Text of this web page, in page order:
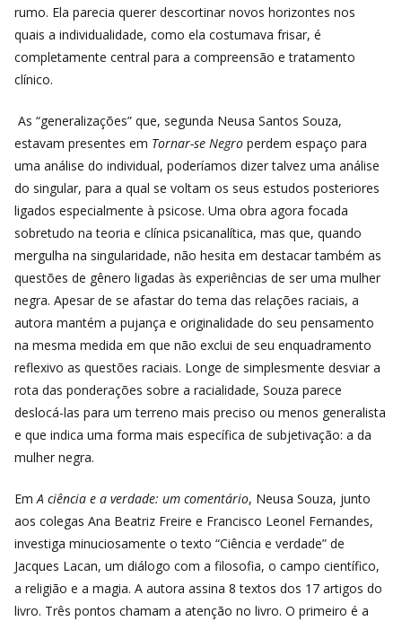
rumo. Ela parecia querer descortinar novos horizontes nos
quais a individualidade, como ela costumava frisar, é
completamente central para a compreensão e tratamento
clínico.
As “generalizações” que, segunda Neusa Santos Souza,
estavam presentes em Tornar-se Negro perdem espaço para
uma análise do individual, poderíamos dizer talvez uma análise
do singular, para a qual se voltam os seus estudos posteriores
ligados especialmente à psicose. Uma obra agora focada
sobretudo na teoria e clínica psicanalítica, mas que, quando
mergulha na singularidade, não hesita em destacar também as
questões de gênero ligadas às experiências de ser uma mulher
negra. Apesar de se afastar do tema das relações raciais, a
autora mantém a pujança e originalidade do seu pensamento
na mesma medida em que não exclui de seu enquadramento
reflexivo as questões raciais. Longe de simplesmente desviar a
rota das ponderações sobre a racialidade, Souza parece
deslocá-las para um terreno mais preciso ou menos generalista
e que indica uma forma mais específica de subjetivação: a da
mulher negra.
EmA ciência e a verdade: um comentário, Neusa Souza, junto
aos colegas Ana Beatriz Freire e Francisco Leonel Fernandes,
investiga minuciosamente o texto “Ciência e verdade” de
Jacques Lacan, um diálogo com a filosofia, o campo científico,
a religião e a magia. A autora assina 8 textos dos 17 artigos do
livro. Três pontos chamam a atenção no livro. O primeiro é a